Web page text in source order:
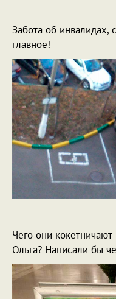
Забота об инвалидах,
главное!
Чего они
Ольга? Написали бы